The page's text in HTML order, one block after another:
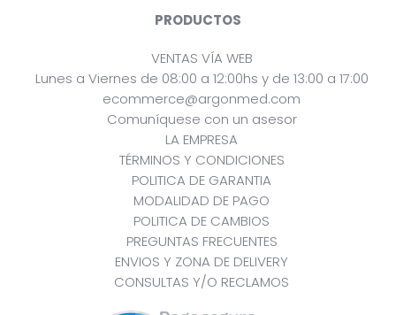
PRODUCTOS
VENTAS VÍA WEB
Lunes a Viernes de 08:00 a 12:00hs y de 13:00 a 17:00
ecommerce@argonmed.com
Comuníquese con un asesor
LA EMPRESA
TÉRMINOS Y CONDICIONES
POLITICA DE GARANTIA
MODALIDAD DE PAGO
POLITICA DE CAMBIOS
PREGUNTAS FRECUENTES
ENVIOS Y ZONA DE DELIVERY
CONSULTAS Y/O RECLAMOS